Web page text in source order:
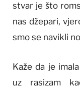
stvar je što
nas džepari,
smo se navikli
Kaže da je
uz rasizam